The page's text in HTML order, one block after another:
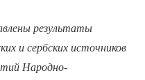
результаты
и сербских источников
Народно-